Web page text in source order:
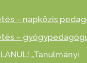
– napközis
–
„Tanulmányi